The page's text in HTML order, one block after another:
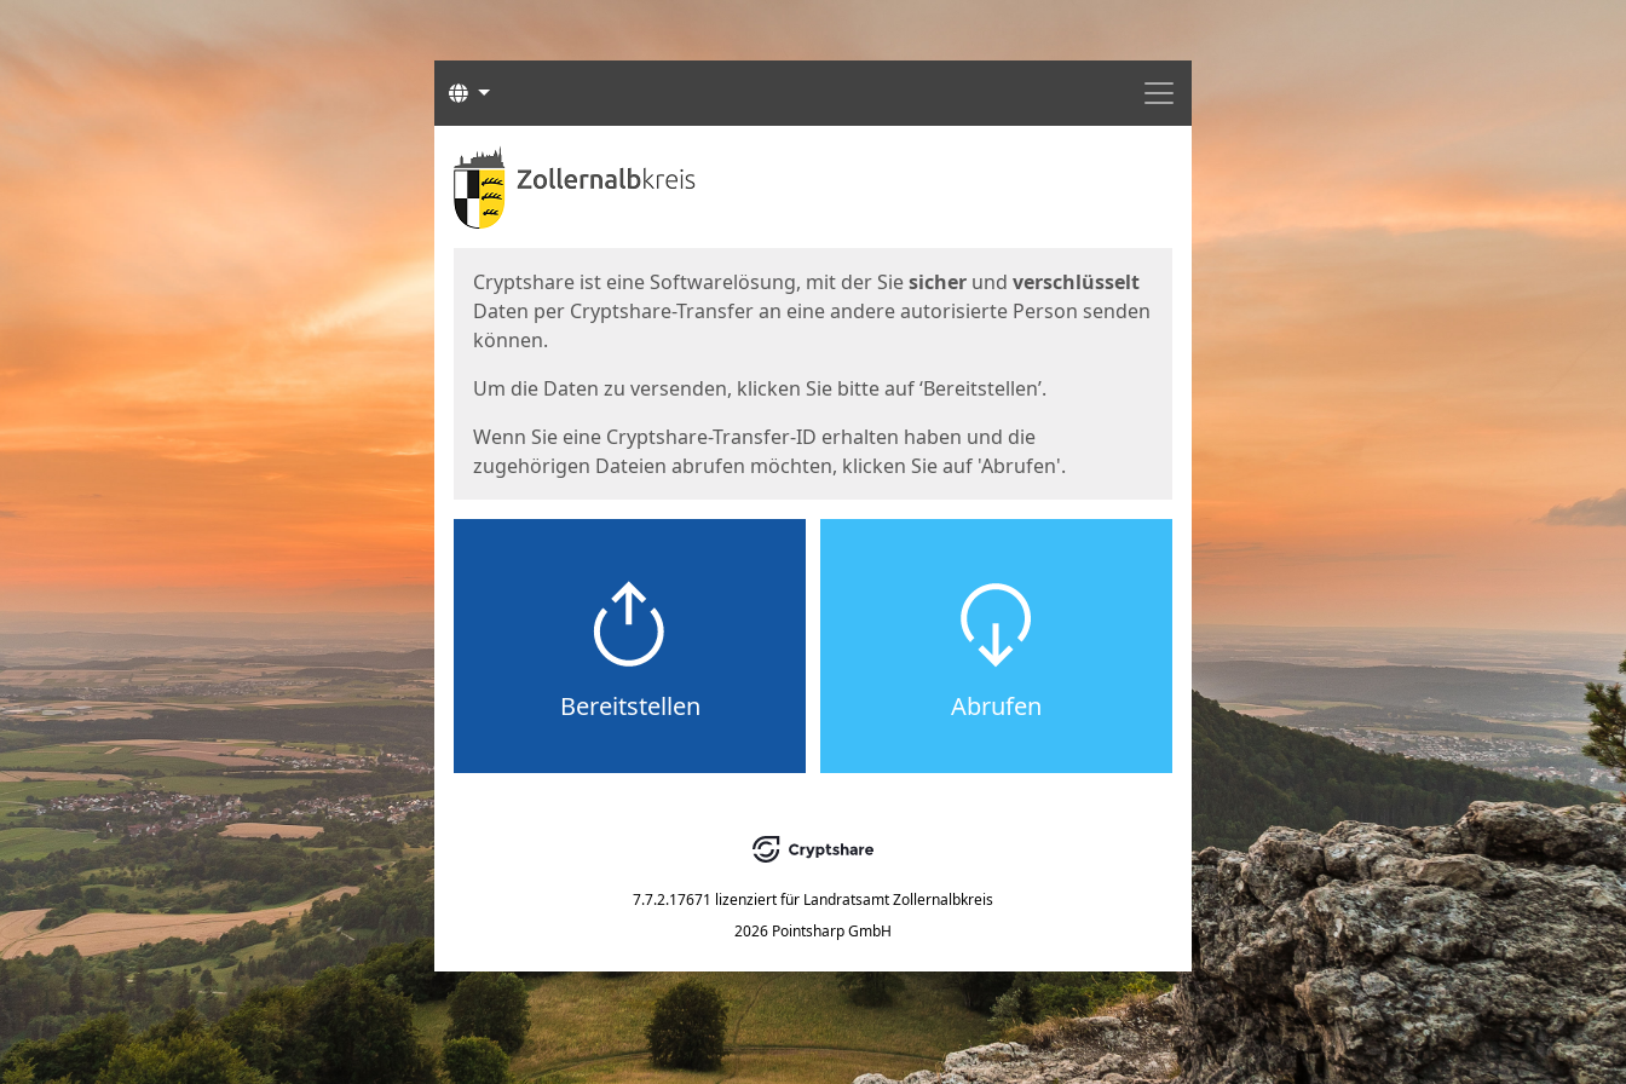
Menü
Sprachen
Start
Cryptshare ist eine Softwarelösung, mit der Siesicher und verschlüsselt
Daten per Cryptshare-Transfer an eine andere autorisierte Person senden
können.
Um die Daten zu versenden, klicken Sie bitte auf ‘Bereitstellen’.
Wenn Sie eine Cryptshare-Transfer-ID erhalten haben und die
zugehörigen Dateien abrufen möchten, klicken Sie auf 'Abrufen'.
Bereitstellen Abrufen
7.7.2.17671 lizenziert für Landratsamt Zollernalbkreis
2026 Pointsharp GmbH